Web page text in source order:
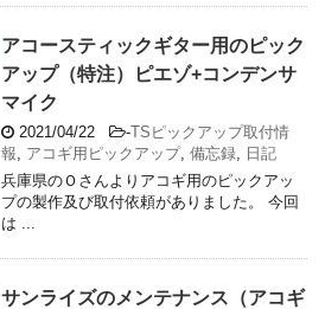
アコースティックギター用のピック
アップ（特注）ピエゾ+コンデンサ
マイク
2021/04/22 -TSピックアップ取付情
報
アコギ用ピックアップ, 備忘録
日記
兵庫県のＯさんよりアコギ用のピックアッ
プの製作及び取付依頼がありました。 今回
は ...
サンライズのメンテナンス（アコギ